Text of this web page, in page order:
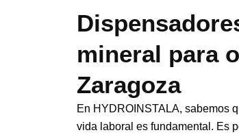
mineral para
Zaragoza
En HYDROINSTALA, sabemos
vida laboral es fundamental. Es